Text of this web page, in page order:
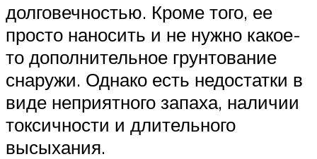
долговечностью. Кроме того, ее
просто наносить и не нужно какое-
то дополнительное грунтование
снаружи. Однако есть недостатки в
виде неприятного запаха, наличии
токсичности и длительного
высыхания.